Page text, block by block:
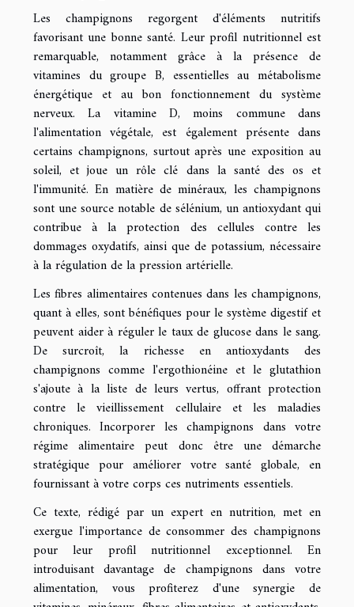
Les champignons regorgent d'éléments nutritifs
favorisant une bonne santé. Leur profil nutritionnel est
remarquable, notamment grâce à la présence de
vitamines du groupe B, essentielles au métabolisme
énergétique et au bon fonctionnement du système
nerveux. La vitamine D, moins commune dans
l'alimentation végétale, est également présente dans
certains champignons, surtout après une exposition au
soleil, et joue un rôle clé dans la santé des os et
l'immunité. En matière de minéraux, les champignons
sont une source notable de sélénium, un antioxydant qui
contribue à la protection des cellules contre les
dommages oxydatifs, ainsi que de potassium, nécessaire
à la régulation de la pression artérielle.
Les fibres alimentaires contenues dans les champignons,
quant à elles, sont bénéfiques pour le système digestif et
peuvent aider à réguler le taux de glucose dans le sang.
De surcroît, la richesse en antioxydants des
champignons comme l'ergothionéine et le glutathion
s'ajoute à la liste de leurs vertus, offrant protection
contre le vieillissement cellulaire et les maladies
chroniques. Incorporer les champignons dans votre
régime alimentaire peut donc être une démarche
stratégique pour améliorer votre santé globale, en
fournissant à votre corps ces nutriments essentiels.
Ce texte, rédigé par un expert en nutrition, met en
exergue l'importance de consommer des champignons
pour leur profil nutritionnel exceptionnel. En
introduisant davantage de champignons dans votre
alimentation, vous profiterez d'une synergie de